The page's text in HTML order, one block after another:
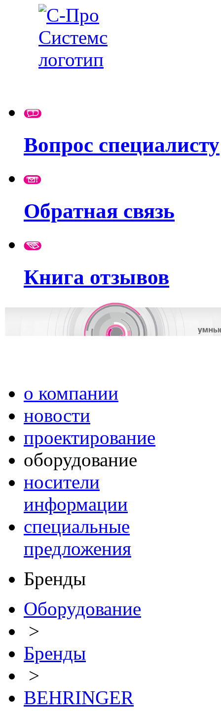
Вопрос специалисту
Обратная связь
Книга отзывов
о компании
новости
проектирование
оборудование
носители
информации
специальные
предложения
Бренды
Оборудование
>
Бренды
>
BEHRINGER